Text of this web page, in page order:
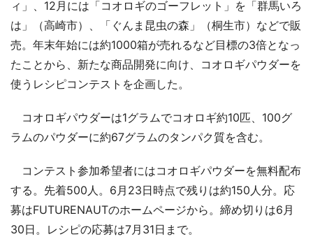
ィ」、12月には「コオロギのゴーフレット」を「群馬いろ
は」（高崎市）、「ぐんま昆虫の森」（桐生市）などで販
売。年末年始には約1000箱が売れるなど目標の3倍となっ
たことから、新たな商品開発に向け、コオロギパウダーを
使うレシピコンテストを企画した。
コオロギパウダーは1グラムでコオロギ約10匹、100グ
ラムのパウダーに約67グラムのタンパク質を含む。
コンテスト参加希望者にはコオロギパウダーを無料配布
する。先着500人。6月23日時点で残りは約150人分。応
募はFUTURENAUTのホームページから。締め切りは6月
30日。レシピの応募は7月31日まで。